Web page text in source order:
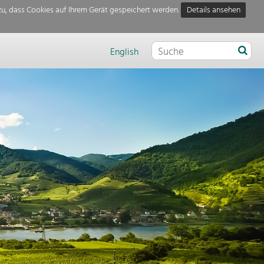
dass Cookies auf Ihrem Gerät gespeichert werden.
Details ansehen
English